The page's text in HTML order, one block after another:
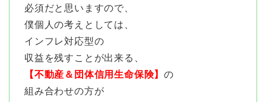
必須だと思いますので、
僕個人の考えとしては、
インフレ対応型の
収益を残すことが出来る、
【不動産＆団体信用生命保険】の
組み合わせの方が